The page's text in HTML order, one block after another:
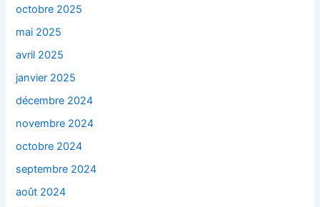
octobre 2025
mai 2025
avril 2025
janvier 2025
décembre 2024
novembre 2024
octobre 2024
septembre 2024
août 2024